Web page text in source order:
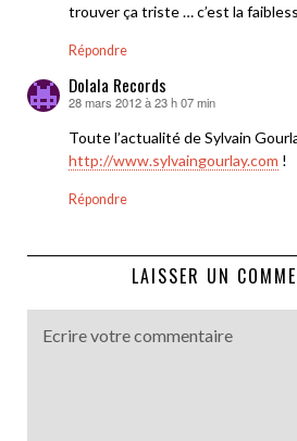
trouver ça triste … c’est la
Répondre
Dolala Records
dit :
28 mars 2012 à 23 h 07 min
Toute l’actualité de Sylvain
http://www.sylvaingourlay.com !
Répondre
LAISSER UN